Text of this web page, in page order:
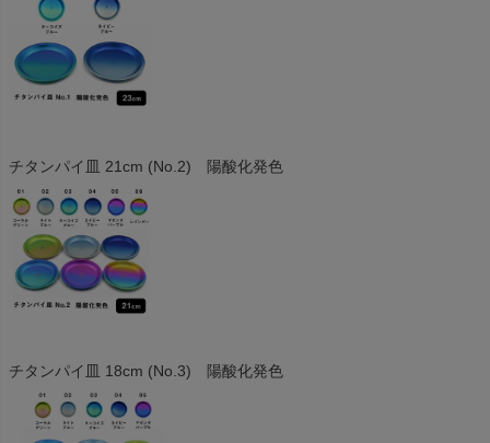
チタンパイ皿 21cm (No.2) 陽酸化発色
チタンパイ皿 18cm (No.3) 陽酸化発色